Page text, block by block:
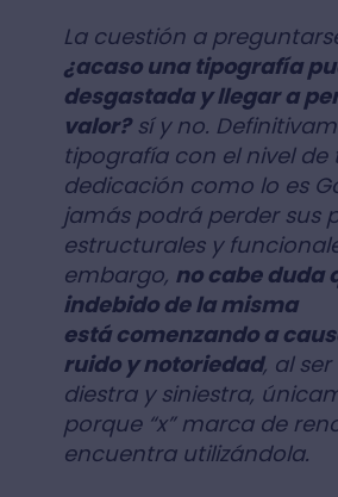
La cuestión a
¿acaso una tipografía
desgastada y llegar a
valor?sí y no.
tipografía con el nivel de
dedicación como lo es
jamás podrá perder sus
estructurales y
embargo, no cabe duda
indebido de la misma
está comenzando a
ruido y notoriedad, al
diestra y siniestra,
porque “x” marca de
encuentra utilizándola.